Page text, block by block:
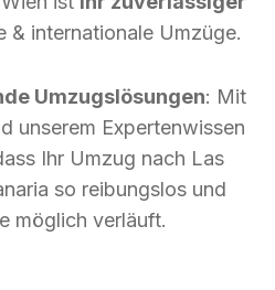
& internationale Umzüge.
Umzugslösungen: Mit
unserem Expertenwissen
Ihr Umzug nach Las
so reibungslos und
möglich verläuft.